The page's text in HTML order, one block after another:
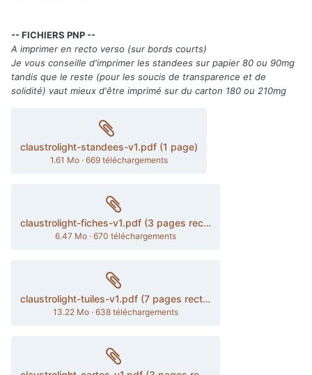
-- FICHIERS PNP --
A imprimer en recto verso (sur bords courts)
Je vous conseille d'imprimer les standees sur papier 80 ou 90mg
tandis que le reste (pour les soucis de transparence et de
solidité) vaut mieux d'être imprimé sur du carton 180 ou 210mg
claustrolight-standees-v1.pdf (1 page)
1.61 Mo · 669 téléchargements
claustrolight-fiches-v1.pdf (3 pages recto/verso)
6.47 Mo · 670 téléchargements
claustrolight-tuiles-v1.pdf (7 pages recto/verso)
13.22 Mo · 638 téléchargements